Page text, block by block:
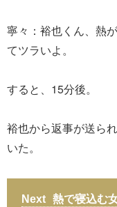
寧々：裕也くん、熱
てツラいよ。
すると、15分後。
裕也から返事が送ら
いた。
熱で寝込む